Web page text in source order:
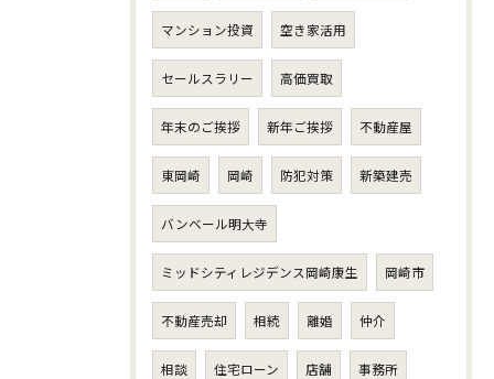
マンション投資 空き家活用
セールスラリー 高価買取
年末のご挨拶 新年ご挨拶 不動産屋
東岡崎 岡崎 防犯対策 新築建売
バンベール明大寺
ミッドシティレジデンス岡崎康生 岡崎市
不動産売却 相続 離婚 仲介
相談 住宅ローン 店舗 事務所